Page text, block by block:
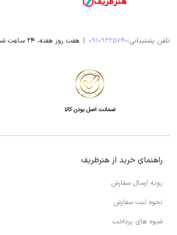
تلفن پشتیبانی:09109325740
| هفت روز هفته، 24 ساعت شبانه‌روز با چت آنلاین سایت و یا در واتساپ، ایتا، روبیکا و تلگرام پاسخگوی شما هستیم. ساعت تماس مستقیم از 9 صبح تا 20 شب
ضمانت اصل بودن کالا
راهنمای خرید از هنرظریف
رویه ارسال سفارش
نحوه ثبت سفارش
شیوه های پرداخت